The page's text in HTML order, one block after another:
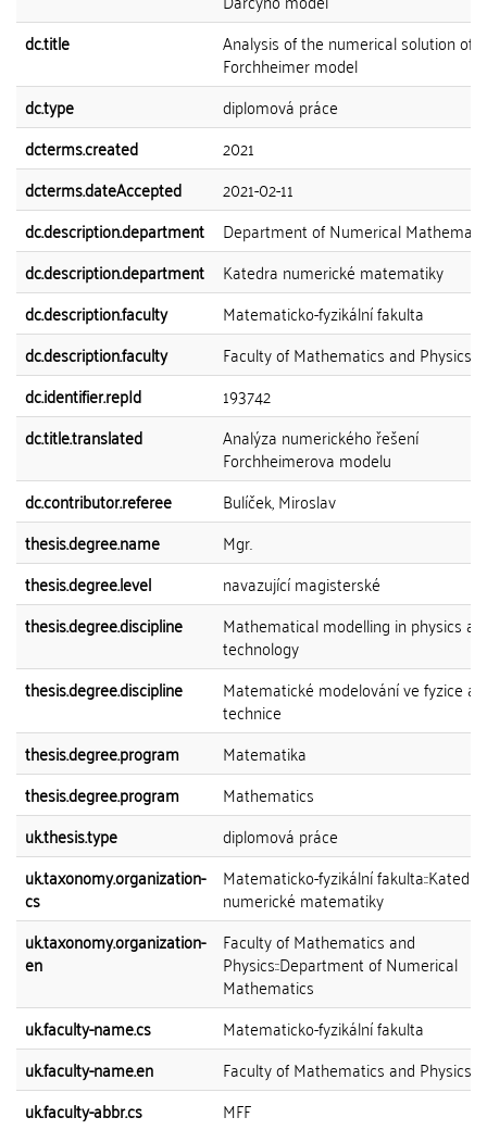
dc.title
Analysis of the numerical solution of
Forchheimer model
dc.type
diplomová práce
dcterms.created
2021
dcterms.dateAccepted
2021-02-11
dc.description.department
Department of Numerical
dc.description.department
Katedra numerické matematiky
dc.description.faculty
Matematicko-fyzikální fakulta
dc.description.faculty
Faculty of Mathematics and Physics
dc.identifier.repId
193742
dc.title.translated
Analýza numerického řešení
Forchheimerova modelu
dc.contributor.referee
Bulíček, Miroslav
thesis.degree.name
Mgr.
thesis.degree.level
navazující magisterské
thesis.degree.discipline
Mathematical modelling in physics
technology
thesis.degree.discipline
Matematické modelování ve fyzice a
technice
thesis.degree.program
Matematika
thesis.degree.program
Mathematics
uk.thesis.type
diplomová práce
uk.taxonomy.organization-
cs
Matematicko-fyzikální fakulta::Katedra
numerické matematiky
uk.taxonomy.organization-
en
Faculty of Mathematics and
Physics::Department of Numerical
Mathematics
uk.faculty-name.cs
Matematicko-fyzikální fakulta
uk.faculty-name.en
Faculty of Mathematics and Physics
uk.faculty-abbr.cs
MFF